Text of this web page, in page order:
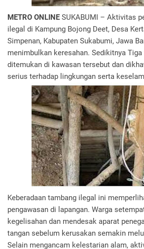
METRO ONLINE SUKABUMI – Aktivitas
ilegal di Kampung Bojong Deet, Desa
Simpenan, Kabupaten Sukabumi, Jawa
menimbulkan keresahan. Sedikitnya
ditemukan di kawasan tersebut dan
serius terhadap lingkungan serta
Keberadaan tambang ilegal ini
pengawasan di lapangan. Warga
kegelisahan dan mendesak aparat
tangan sebelum kerusakan semakin
Selain mengancam kelestarian alam,